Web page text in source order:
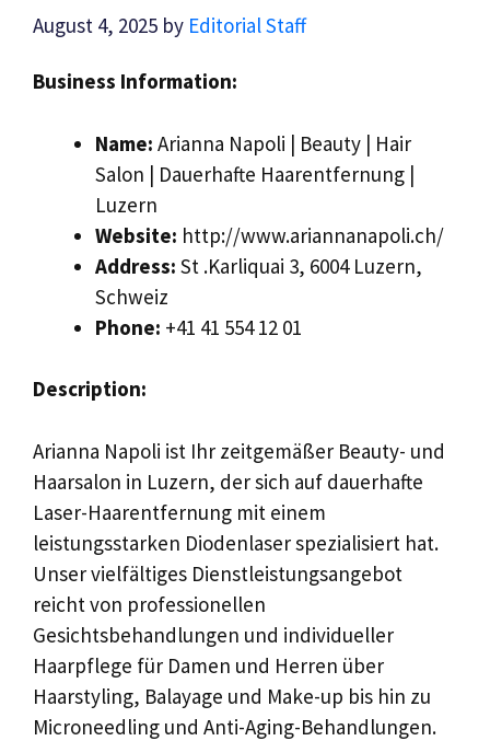
August 4, 2025 by Editorial Staff
Business Information:
Name: Arianna Napoli | Beauty | Hair
Salon | Dauerhafte Haarentfernung |
Luzern
Website: http://www.ariannanapoli.ch/
Address: St .Karliquai 3, 6004 Luzern,
Schweiz
Phone: +41 41 554 12 01
Description:
Arianna Napoli ist Ihr zeitgemäßer Beauty- und
Haarsalon in Luzern, der sich auf dauerhafte
Laser-Haarentfernung mit einem
leistungsstarken Diodenlaser spezialisiert hat.
Unser vielfältiges Dienstleistungsangebot
reicht von professionellen
Gesichtsbehandlungen und individueller
Haarpflege für Damen und Herren über
Haarstyling, Balayage und Make-up bis hin zu
Microneedling und Anti-Aging-Behandlungen.